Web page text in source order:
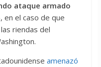
ataque armado
, en el caso de que
riendas del
amenazó